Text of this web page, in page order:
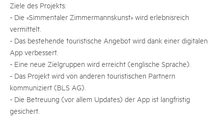
Ziele des Projekts:
- Die «Simmentaler Zimmermannskunst» wird erlebnisreich
vermittelt.
- Das bestehende touristische Angebot wird dank einer digitalen
App verbessert.
- Eine neue Zielgruppen wird erreicht (englische Sprache).
- Das Projekt wird von anderen touristischen Partnern
kommuniziert (BLS AG).
- Die Betreuung (vor allem Updates) der App ist langfristig
gesichert.